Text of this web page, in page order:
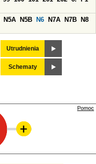
N5A N5B N6 N7A N7B
N8
Utrudnienia
Schematy
Pomoc